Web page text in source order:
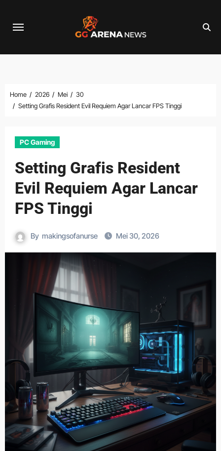
Home 2026 Mei
30
Setting Grafis Resident Evil Requiem Agar Lancar FPS Tinggi
PC Gaming
Setting Grafis Resident
Evil Requiem Agar Lancar
FPS Tinggi
By makingsofanurse Mei 30, 2026